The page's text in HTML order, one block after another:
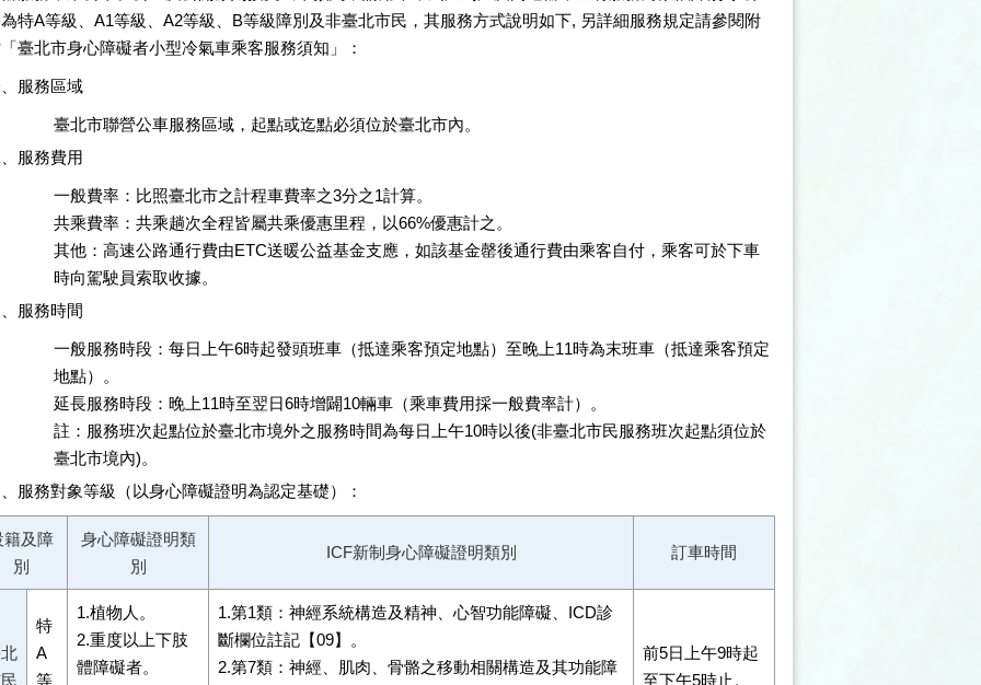
特A等級、A1等級、A2等級、B等級障別及非臺北市民，其服務方式說明如下, 另詳細服務規定請參閱附
臺北市身心障礙者小型冷氣車乘客服務須知」：
服務區域
臺北市聯營公車服務區域，起點或迄點必須位於臺北市內。
服務費用
一般費率：比照臺北市之計程車費率之3分之1計算。
共乘費率：共乘趟次全程皆屬共乘優惠里程，以66%優惠計之。
其他：高速公路通行費由ETC送暖公益基金支應，如該基金罄後通行費由乘客自付，乘客可於下車
時向駕駛員索取收據。
服務時間
一般服務時段：每日上午6時起發頭班車（抵達乘客預定地點）至晚上11時為末班車（抵達乘客預定
地點）。
延長服務時段：晚上11時至翌日6時增闢10輛車（乘車費用採一般費率計）。
註：服務班次起點位於臺北市境外之服務時間為每日上午10時以後(非臺北市民服務班次起點須位於
臺北市境內)。
服務對象等級（以身心障礙證明為認定基礎）：
籍及障
別
身心障礙證明類
別
ICF新制身心障礙證明類別 訂車時間
特
A
等
1.植物人。
2.重度以上下肢
體障礙者。
1.第1類：神經系統構造及精神、心智功能障礙、ICD診
斷欄位註記【09】。
2.第7類：神經、肌肉、骨骼之移動相關構造及其功能障
前5日上午9時起
至下午5時止。